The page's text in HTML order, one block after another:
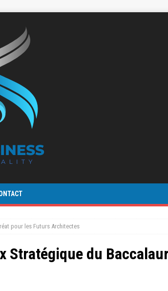
pour les Futurs Architectes
Stratégique du